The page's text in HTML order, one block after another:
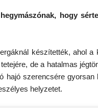
hogy
készítették, ahol
de a hatalmas
hajó szerencsére
helyzetet.